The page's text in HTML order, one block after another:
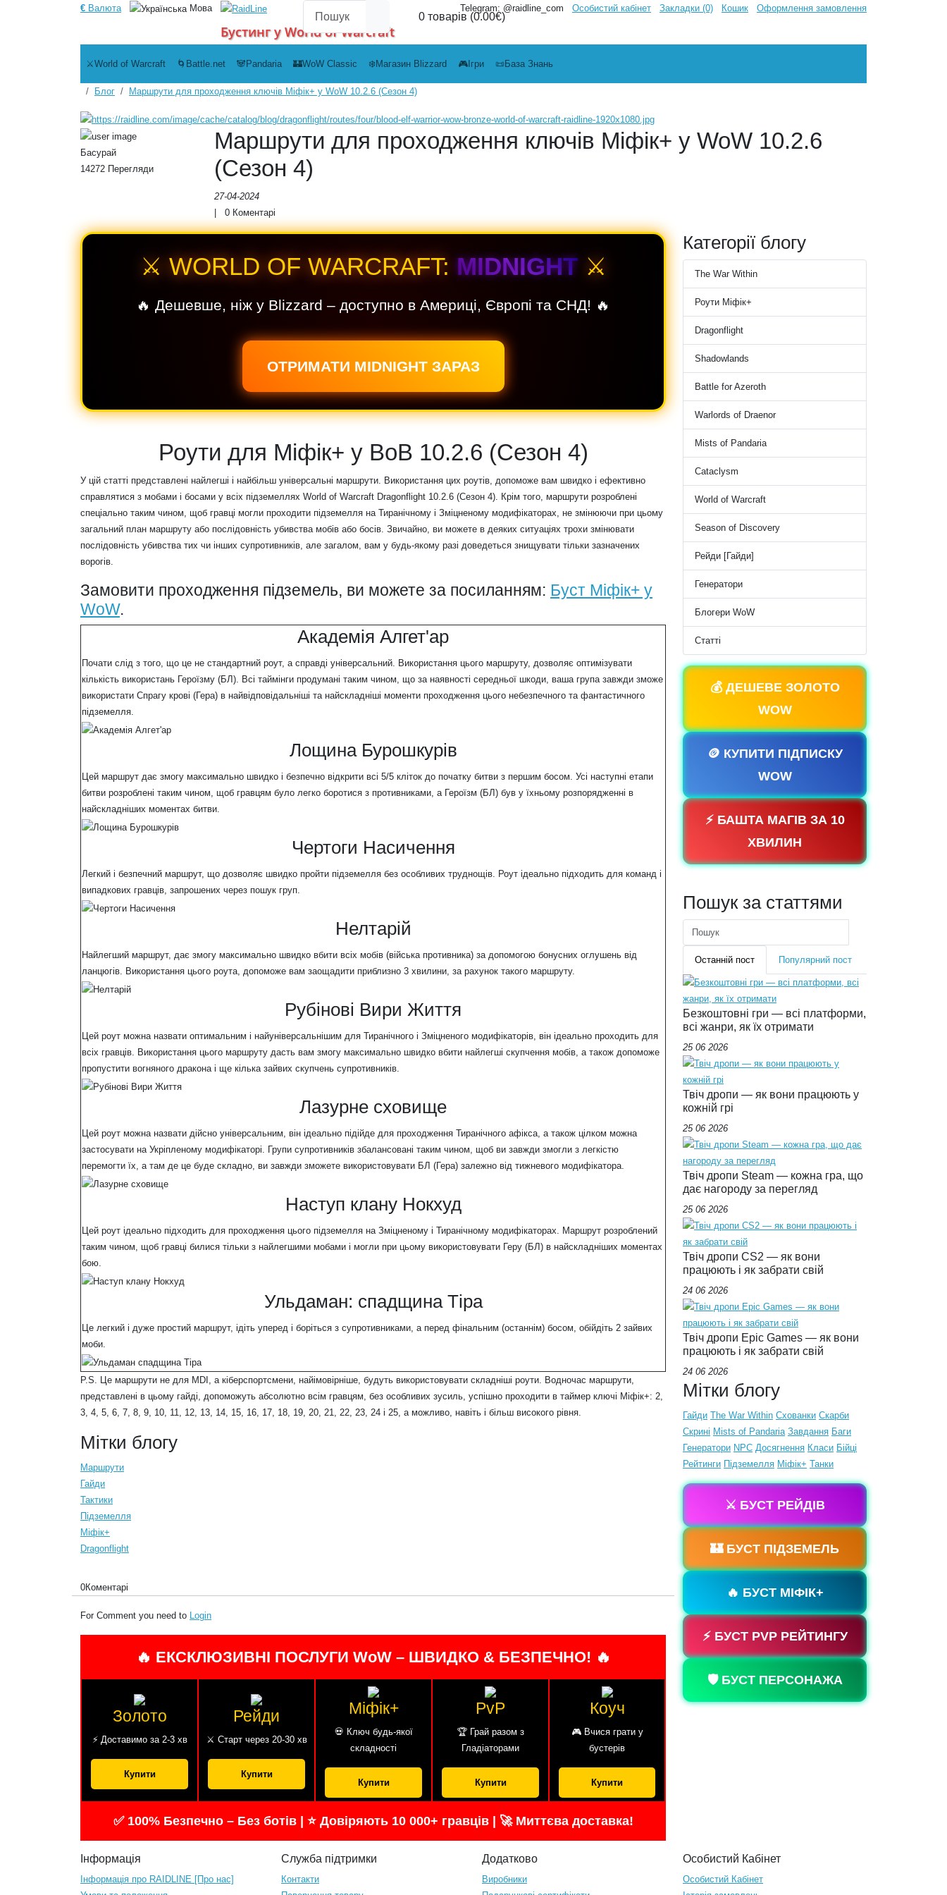
€ Валюта Мова Telegram: @raidline_com Особистий кабінет Закладки (0) Кошик Оформлення замовлення
Бустинг у World of Warcraft
0 товарів (0.00€)
⚔️World of Warcraft 🌀Battle.net 🐼Pandaria 🏰WoW Classic ❄️Магазин Blizzard 🎮Ігри 📜База Знань
Блог Маршрути для проходження ключів Міфік+ у WoW 10.2.6 (Сезон 4)
Басурай
14272 Перегляди
Маршрути для проходження ключів Міфік+ у WoW 10.2.6
(Сезон 4)
27-04-2024
0 Коментарі
⚔️ WORLD OF WARCRAFT: MIDNIGHT⚔️
🔥 Дешевше, ніж у Blizzard – доступно в Америці, Європі та СНД! 🔥
ОТРИМАТИ MIDNIGHT ЗАРАЗ
Роути для Міфік+ у ВоВ 10.2.6 (Сезон 4)
У цій статті представлені найлегші і найбільш універсальні маршрути. Використання цих роутів, допоможе вам швидко і ефективно
справлятися з мобами і босами у всіх підземеллях World of Warcraft Dragonflight 10.2.6 (Сезон 4). Крім того, маршрути розроблені
спеціально таким чином, щоб гравці могли проходити підземелля на Тиранічному і Зміцненому модифікаторах, не змінюючи при цьому
загальний план маршруту або послідовність убивства мобів або босів. Звичайно, ви можете в деяких ситуаціях трохи змінювати
послідовність убивства тих чи інших супротивників, але загалом, вам у будь-якому разі доведеться знищувати тільки зазначених
ворогів.
Замовити проходження підземель, ви можете за посиланням: Буст Міфік+ у
WoW.
Академія Алгет'ар
Почати слід з того, що це не стандартний роут, а справді універсальний. Використання цього маршруту, дозволяє оптимізувати
кількість використань Героїзму (БЛ). Всі таймінги продумані таким чином, що за наявності середньої шкоди, ваша група завжди зможе
використати Спрагу крові (Гера) в найвідповідальніші та найскладніші моменти проходження цього небезпечного та фантастичного
підземелля.
Лощина Бурошкурів
Цей маршрут дає змогу максимально швидко і безпечно відкрити всі 5/5 кліток до початку битви з першим босом. Усі наступні етапи
битви розроблені таким чином, щоб гравцям було легко боротися з противниками, а Героїзм (БЛ) був у їхньому розпорядженні в
найскладніших моментах битви.
Чертоги Насичення
Легкий і безпечний маршрут, що дозволяє швидко пройти підземелля без особливих труднощів. Роут ідеально підходить для команд і
випадкових гравців, запрошених через пошук груп.
Нелтарій
Найлегший маршрут, дає змогу максимально швидко вбити всіх мобів (війська противника) за допомогою бонусних оглушень від
ланцюгів. Використання цього роута, допоможе вам заощадити приблизно 3 хвилини, за рахунок такого маршруту.
Рубінові Вири Життя
Цей роут можна назвати оптимальним і найуніверсальнішим для Тиранічного і Зміцненого модифікаторів, він ідеально проходить для
всіх гравців. Використання цього маршруту дасть вам змогу максимально швидко вбити найлегші скупчення мобів, а також допоможе
пропустити вогняного дракона і ще кілька зайвих скупчень супротивників.
Лазурне сховище
Цей роут можна назвати дійсно універсальним, він ідеально підійде для проходження Тиранічного афікса, а також цілком можна
застосувати на Укріпленому модифікаторі. Групи супротивників збалансовані таким чином, щоб ви завжди змогли з легкістю
перемогти їх, а там де це буде складно, ви завжди зможете використовувати БЛ (Гера) залежно від тижневого модифікатора.
Наступ клану Нокхуд
Цей роут ідеально підходить для проходження цього підземелля на Зміцненому і Тиранічному модифікаторах. Маршрут розроблений
таким чином, щоб гравці билися тільки з найлегшими мобами і могли при цьому використовувати Геру (БЛ) в найскладніших моментах
бою.
Ульдаман: спадщина Тіра
Це легкий і дуже простий маршрут, ідіть уперед і боріться з супротивниками, а перед фінальним (останнім) босом, обійдіть 2 зайвих
моби.
P.S. Це маршрути не для MDI, а кіберспортсмени, найімовірніше, будуть використовувати складніші роути. Водночас маршрути,
представлені в цьому гайді, допоможуть абсолютно всім гравцям, без особливих зусиль, успішно проходити в таймер ключі Міфік+: 2,
3, 4, 5, 6, 7, 8, 9, 10, 11, 12, 13, 14, 15, 16, 17, 18, 19, 20, 21, 22, 23, 24 і 25, а можливо, навіть і більш високого рівня.
Мітки блогу
Маршрути
Гайди
Тактики
Підземелля
Міфік+
Dragonflight
0Коментарі
For Comment you need to Login
🔥 ЕКСКЛЮЗИВНІ ПОСЛУГИ WoW – ШВИДКО & БЕЗПЕЧНО! 🔥
Золото
⚡ Доставимо за 2-3 хв
Купити
Рейди
⚔️ Старт через 20-30 хв
Купити
Міфік+
💀 Ключ будь-якої
складності
Купити
PvP
🏆 Грай разом з
Гладіаторами
Купити
Коуч
🎮 Вчися грати у
бустерів
Купити
✅ 100% Безпечно – Без ботів | ⭐ Довіряють 10 000+ гравців | 🚀 Миттєва доставка!
Категорії блогу
The War Within
Роути Міфік+
Dragonflight
Shadowlands
Battle for Azeroth
Warlords of Draenor
Mists of Pandaria
Cataclysm
World of Warcraft
Season of Discovery
Рейди [Гайди]
Генератори
Блогери WoW
Статті
💰 ДЕШЕВЕ ЗОЛОТО
WOW
🪙 КУПИТИ ПІДПИСКУ
WOW
⚡ БАШТА МАГІВ ЗА 10
ХВИЛИН
Пошук за статтями
Останній пост Популярний пост
Безкоштовні гри — всі платформи,
всі жанри, як їх отримати
25 06 2026
Твіч дропи — як вони працюють у
кожній грі
25 06 2026
Твіч дропи Steam — кожна гра, що
дає нагороду за перегляд
25 06 2026
Твіч дропи CS2 — як вони
працюють і як забрати свій
24 06 2026
Твіч дропи Epic Games — як вони
працюють і як забрати свій
24 06 2026
Мітки блогу
Гайди The War Within Схованки Скарби
Скрині Mists of Pandaria Завдання Баги
Генератори NPC Досягнення Класи Бійці
Рейтинги Підземелля Міфік+ Танки
⚔️ БУСТ РЕЙДІВ
🏰 БУСТ ПІДЗЕМЕЛЬ
🔥 БУСТ МІФІК+
⚡ БУСТ PVP РЕЙТИНГУ
🛡️ БУСТ ПЕРСОНАЖА
Інформація
Інформація про RAIDLINE [Про нас]
Служба підтримки
Контакти
Додатково
Виробники
Особистий Кабінет
Особистий Кабінет